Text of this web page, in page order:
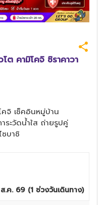
ต คามิโคจิ ชิราคาวา
จิ เช็คอินหมู่บ้าน
ระวัดน้ำใส ถ่ายรูปคู่
บาชิ
.ค. 69 (1 ช่วงวันเดินทาง)